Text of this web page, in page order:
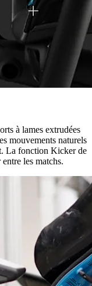
à lames extrudées
mouvements naturels
La fonction Kicker de
les matchs.